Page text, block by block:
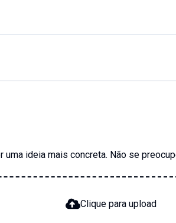
ideia mais concreta. Não se
Clique para upload